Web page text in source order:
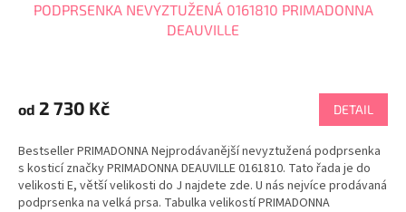
PODPRSENKA NEVYZTUŽENÁ 0161810 PRIMADONNA
DEAUVILLE
produktu
je
z
5
hvězdiček.
od 2 730 Kč DETAIL
Bestseller PRIMADONNA Nejprodávanější nevyztužená podprsenka
s kosticí značky PRIMADONNA DEAUVILLE 0161810. Tato řada je do
velikosti E, větší velikosti do J najdete zde. U nás nejvíce prodávaná
podprsenka na velká prsa. Tabulka velikostí PRIMADONNA